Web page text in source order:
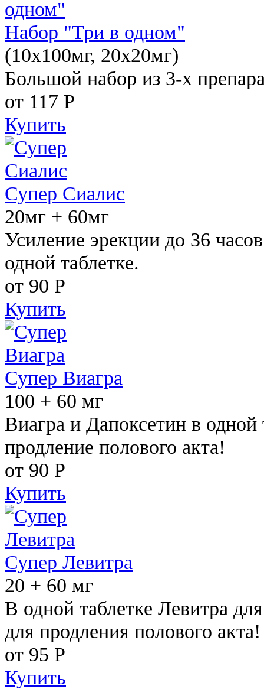
Набор "Три в одном"
(10x100мг, 20x20мг)
Большой набор из 3-х
от 117 Р
Купить
Супер Сиалис
20мг + 60мг
Усиление эрекции до 36
одной таблетке.
от 90 Р
Купить
Супер Виагра
100 + 60 мг
Виагра и Дапоксетин в одной
продление полового акта!
от 90 Р
Купить
Супер Левитра
20 + 60 мг
В одной таблетке Левитра
для продления полового акта!
от 95 Р
Купить